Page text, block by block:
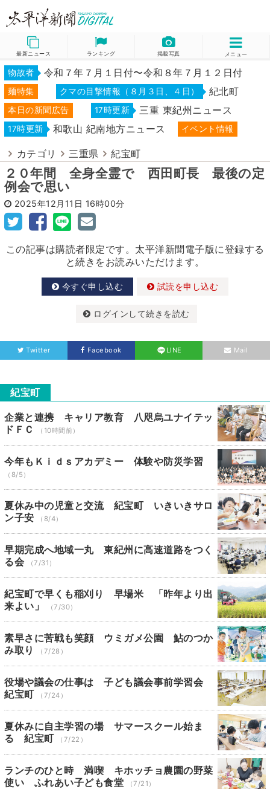
最新ニュース ランキング 掲載写真 メニュー
物故者 令和７年７月１日付〜令和８年７月１２日付
麺特集 クマの目撃情報（８月３日、４日） 紀北町
本日の新聞広告 17時更新 三重 東紀州ニュース
17時更新 和歌山 紀南地方ニュース イベント情報
カテゴリ 三重県 紀宝町
２０年間 全身全霊で 西田町長 最後の定
例会で思い
2025年12月11日 16時00分
この記事は購読者限定です。太平洋新聞電子版に登録する
と続きをお読みいただけます。
今すぐ申し込む 試読を申し込む
ログインして続きを読む
Twitter Facebook LINE Mail
紀宝町
企業と連携 キャリア教育 八咫烏ユナイテッ
ドＦＣ
（10時間前）
今年もＫｉｄｓアカデミー 体験や防災学習
（8/5）
夏休み中の児童と交流 紀宝町 いきいきサロ
ン子安
（8/4）
早期完成へ地域一丸 東紀州に高速道路をつく
る会
（7/31）
紀宝町で早くも稲刈り 早場米 「昨年より出
来よい」
（7/30）
素早さに苦戦も笑顔 ウミガメ公園 鮎のつか
み取り
（7/28）
役場や議会の仕事は 子ども議会事前学習会
紀宝町
（7/24）
夏休みに自主学習の場 サマースクール始ま
る 紀宝町
（7/22）
ランチのひと時 満喫 キホッチョ農園の野菜
使い ふれあい子ども食堂
（7/21）